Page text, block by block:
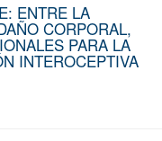
ENTRE LA
CORPORAL,
PARA LA
INTEROCEPTIVA